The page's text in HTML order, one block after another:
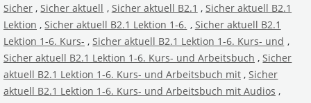
Sicher , Sicher aktuell , Sicher aktuell B2.1 , Sicher aktuell B2.1
Lektion , Sicher aktuell B2.1 Lektion 1-6. , Sicher aktuell B2.1
Lektion 1-6. Kurs- , Sicher aktuell B2.1 Lektion 1-6. Kurs- und ,
Sicher aktuell B2.1 Lektion 1-6. Kurs- und Arbeitsbuch , Sicher
aktuell B2.1 Lektion 1-6. Kurs- und Arbeitsbuch mit , Sicher
aktuell B2.1 Lektion 1-6. Kurs- und Arbeitsbuch mit Audios ,